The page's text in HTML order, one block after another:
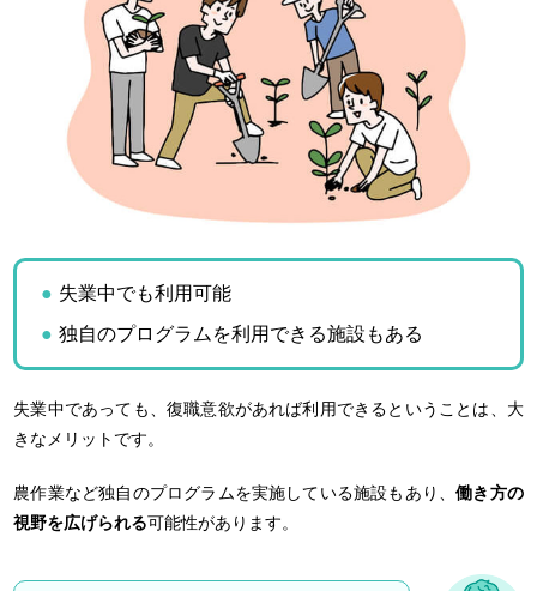
失業中でも利用可能
独自のプログラムを利用できる施設もある
失業中であっても、復職意欲があれば利用できるということは、大
きなメリットです。
農作業など独自のプログラムを実施している施設もあり、働き方の
視野を広げられる可能性があります。